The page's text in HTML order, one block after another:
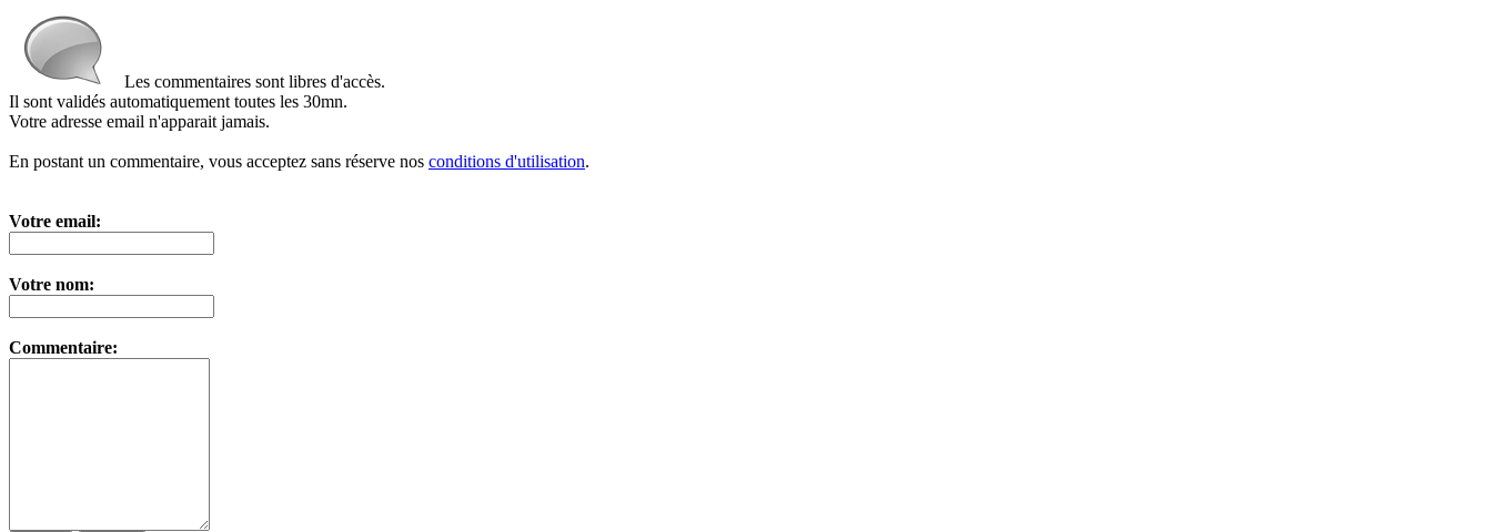
Les commentaires sont libres d'accès.
Il sont validés automatiquement toutes les 30mn.
Votre adresse email n'apparait jamais.
En postant un commentaire, vous acceptez sans réserve nos conditions d'utilisation.
Votre email:
Votre nom:
Commentaire: